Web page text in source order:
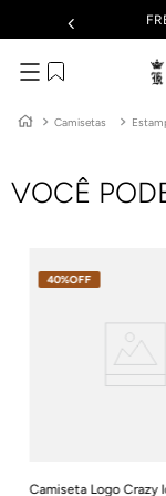
Camisetas
VOCÊ
40%OFF
Camiseta Logo Crazy